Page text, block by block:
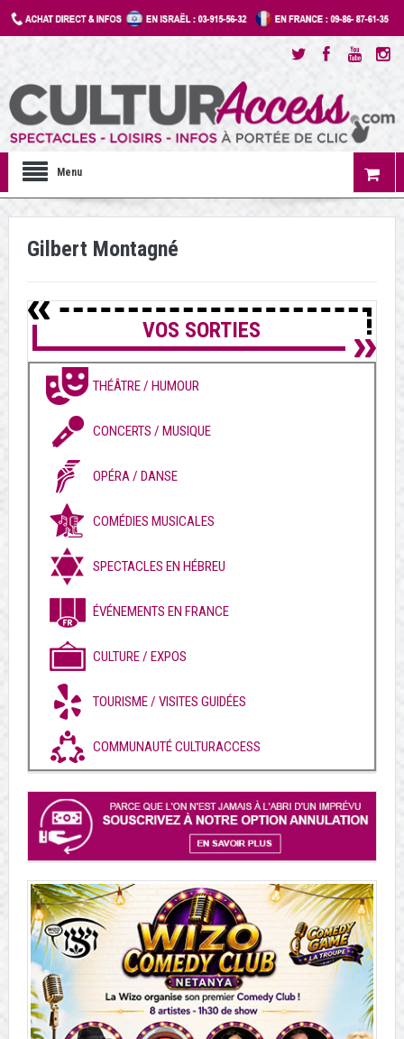
Menu
Gilbert Montagné
VOS SORTIES
THÉÂTRE / HUMOUR
CONCERTS / MUSIQUE
OPÉRA / DANSE
COMÉDIES MUSICALES
SPECTACLES EN HÉBREU
ÉVÉNEMENTS EN FRANCE
CULTURE / EXPOS
TOURISME / VISITES GUIDÉES
COMMUNAUTÉ CULTURACCESS